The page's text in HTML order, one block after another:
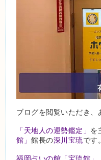
ブログを閲覧いただき、
「天地人の運勢鑑定」 を
館」館長の深川宝琉です。
福岡占いの館「宝琉館」